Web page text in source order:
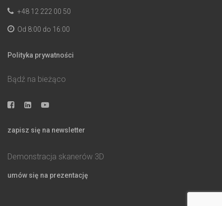
+48 12 222 00 50
Od 8:00 do 16:00
Polityka prywatności
Bądź na bieżąco
zapisz się na newsletter
Demonstracja skanerów 3D
umów się na prezentację